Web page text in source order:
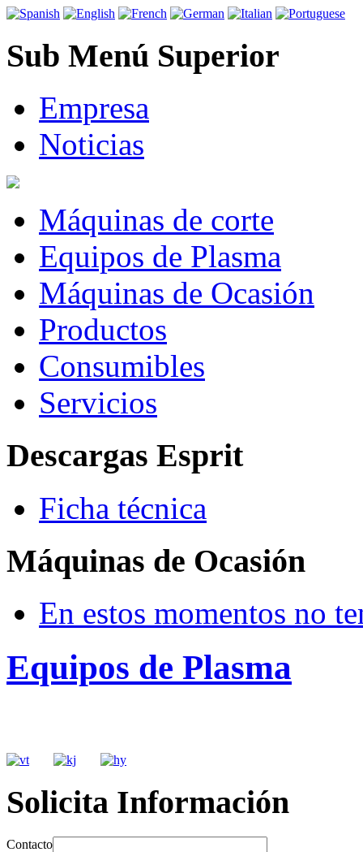
Sub Menú Superior
Empresa
Noticias
Máquinas de corte
Equipos de Plasma
Máquinas de Ocasión
Productos
Consumibles
Servicios
Descargas Esprit
Ficha técnica
Máquinas de Ocasión
En estos momentos no
Equipos de Plasma
Solicita Información
Contacto